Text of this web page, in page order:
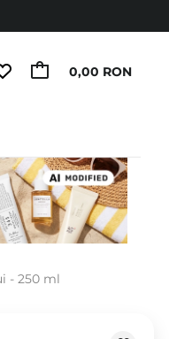
0,00 RON
- 250 ml